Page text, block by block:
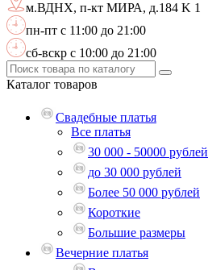
м.ВДНХ, п-кт МИРА, д.184 K 1
пн-пт с 11:00 до 21:00
сб-вскр с 10:00 до 21:00
Каталог товаров
Свадебные платья
Все платья
30 000 - 50000 рублей
до 30 000 рублей
Более 50 000 рублей
Короткие
Большие размеры
Вечерние платья